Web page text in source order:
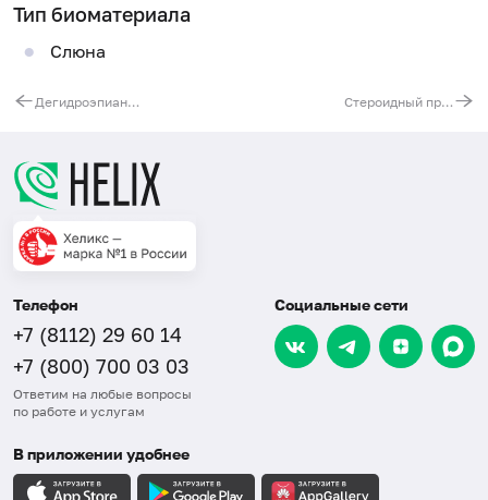
Тип биоматериала
Слюна
Дегидроэпиандростерон в слюне, ВЭЖХ Стероидный профиль в слюне, ВЭЖХ
Телефон
+7 (8112) 29 60 14
+7 (800) 700 03 03
Ответим на любые вопросы
по работе и услугам
Социальные сети
В приложении удобнее